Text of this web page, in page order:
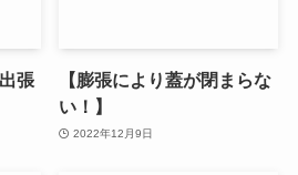
張
【膨張により蓋が閉まらな
い！】
2022年12月9日